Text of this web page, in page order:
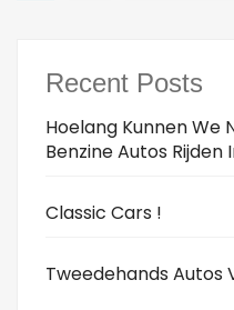
Recent Posts
Hoelang Kunnen We
Benzine Autos Rijden
Classic Cars !
Tweedehands Autos